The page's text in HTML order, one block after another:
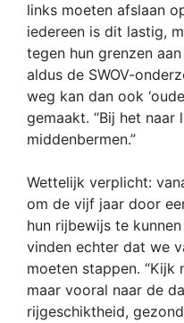
links moeten afslaan
iedereen is dit lastig,
tegen hun grenzen
aldus de SWOV-
weg kan dan ook
gemaakt. “Bij het naar
middenbermen.”
Wettelijk verplicht:
om de vijf jaar door
hun rijbewijs te
vinden echter dat we
moeten stappen. “Kijk
maar vooral naar de
rijgeschiktheid,